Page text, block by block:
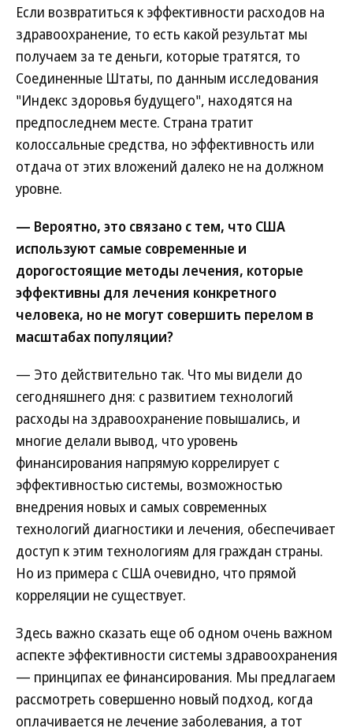
Если возвратиться к эффективности расходов на
здравоохранение, то есть какой результат мы
получаем за те деньги, которые тратятся, то
Соединенные Штаты, по данным исследования
"Индекс здоровья будущего", находятся на
предпоследнем месте. Страна тратит
колоссальные средства, но эффективность или
отдача от этих вложений далеко не на должном
уровне.
— Вероятно, это связано с тем, что США
используют самые современные и
дорогостоящие методы лечения, которые
эффективны для лечения конкретного
человека, но не могут совершить перелом в
масштабах популяции?
— Это действительно так. Что мы видели до
сегодняшнего дня: с развитием технологий
расходы на здравоохранение повышались, и
многие делали вывод, что уровень
финансирования напрямую коррелирует с
эффективностью системы, возможностью
внедрения новых и самых современных
технологий диагностики и лечения, обеспечивает
доступ к этим технологиям для граждан страны.
Но из примера с США очевидно, что прямой
корреляции не существует.
Здесь важно сказать еще об одном очень важном
аспекте эффективности системы здравоохранения
— принципах ее финансирования. Мы предлагаем
рассмотреть совершенно новый подход, когда
оплачивается не лечение заболевания, а тот